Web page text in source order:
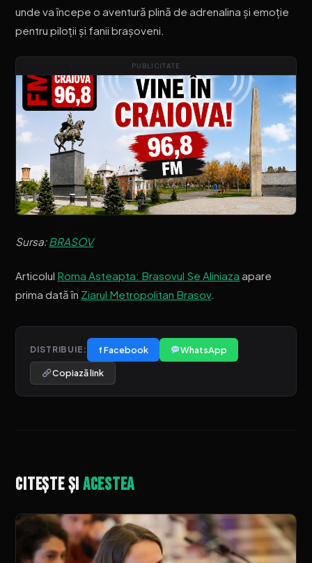
unde va începe o aventură plină de adrenalina și emoție
pentru piloții și fanii brașoveni.
PUBLICITATE
Sursa:BRASOV
Articolul Roma Asteapta: Brasovul Se Aliniaza apare
prima dată în Ziarul Metropolitan Brasov.
DISTRIBUIE: f Facebook WhatsApp
Copiază link
Citește șiacestea